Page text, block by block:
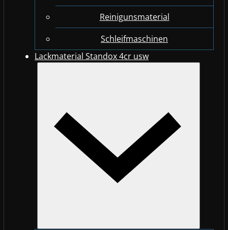
Reinigunsmaterial
Schleifmaschinen
Lackmaterial Standox 4cr usw